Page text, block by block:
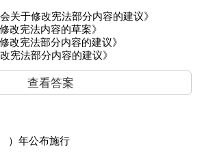
关于修改宪法部分内容的建议》
改宪法内容的草案》
改宪法部分内容的建议》
宪法部分内容的建议》
查看答案
年公布施行